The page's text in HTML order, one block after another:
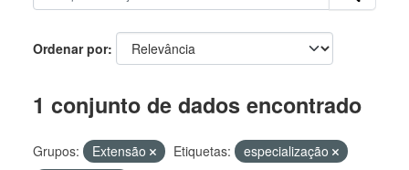
Ordenar por
1 conjunto de dados encontrado
Grupos: Extensão Etiquetas:
especialização